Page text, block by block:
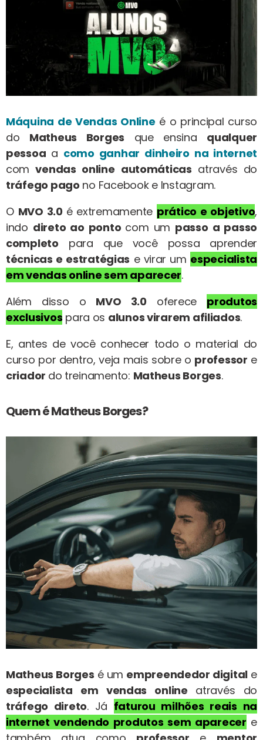
Máquina de Vendas Online é o principal curso
do Matheus Borges que ensina qualquer
pessoa a como ganhar dinheiro na internet
comvendas online automáticas através do
tráfego pago no Facebook e Instagram.
O MVO 3.0 é extremamente prático e objetivo,
indo direto ao ponto com um passo a passo
completo para que você possa aprender
técnicas e estratégias e virar um especialista
em vendas onlinesem aparecer.
Além disso o MVO 3.0 oferece produtos
exclusivos para os alunos virarem afiliados.
E, antes de você conhecer todo o material do
curso por dentro, veja mais sobre o professor e
criador do treinamento: Matheus Borges.
Quem é Matheus Borges?
Matheus Borges é um empreendedor digital e
especialista em vendas online através do
tráfego direto. Já faturou milhões reais na
internet vendendo produtos sem aparecer e